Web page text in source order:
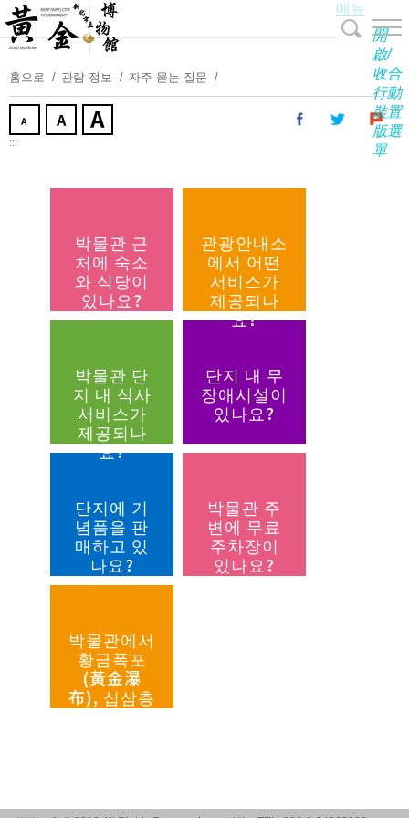
내
용
보
메뉴
開
啟/
收合
行動
裝置
版選
單
홈으로 관람 정보 자주 묻는 질문
:::
박물관 근
처에 숙소
와 식당이
있나요?
관광안내소
에서 어떤
서비스가
제공되나
요?
박물관 단
지 내 식사
서비스가
제공되나
요?
단지 내 무
장애시설이
있나요?
단지에 기
념품을 판
매하고 있
나요?
박물관 주
변에 무료
주차장이
있나요?
박물관에서
황금폭포
(黃金瀑
布), 십삼층
(十三層)